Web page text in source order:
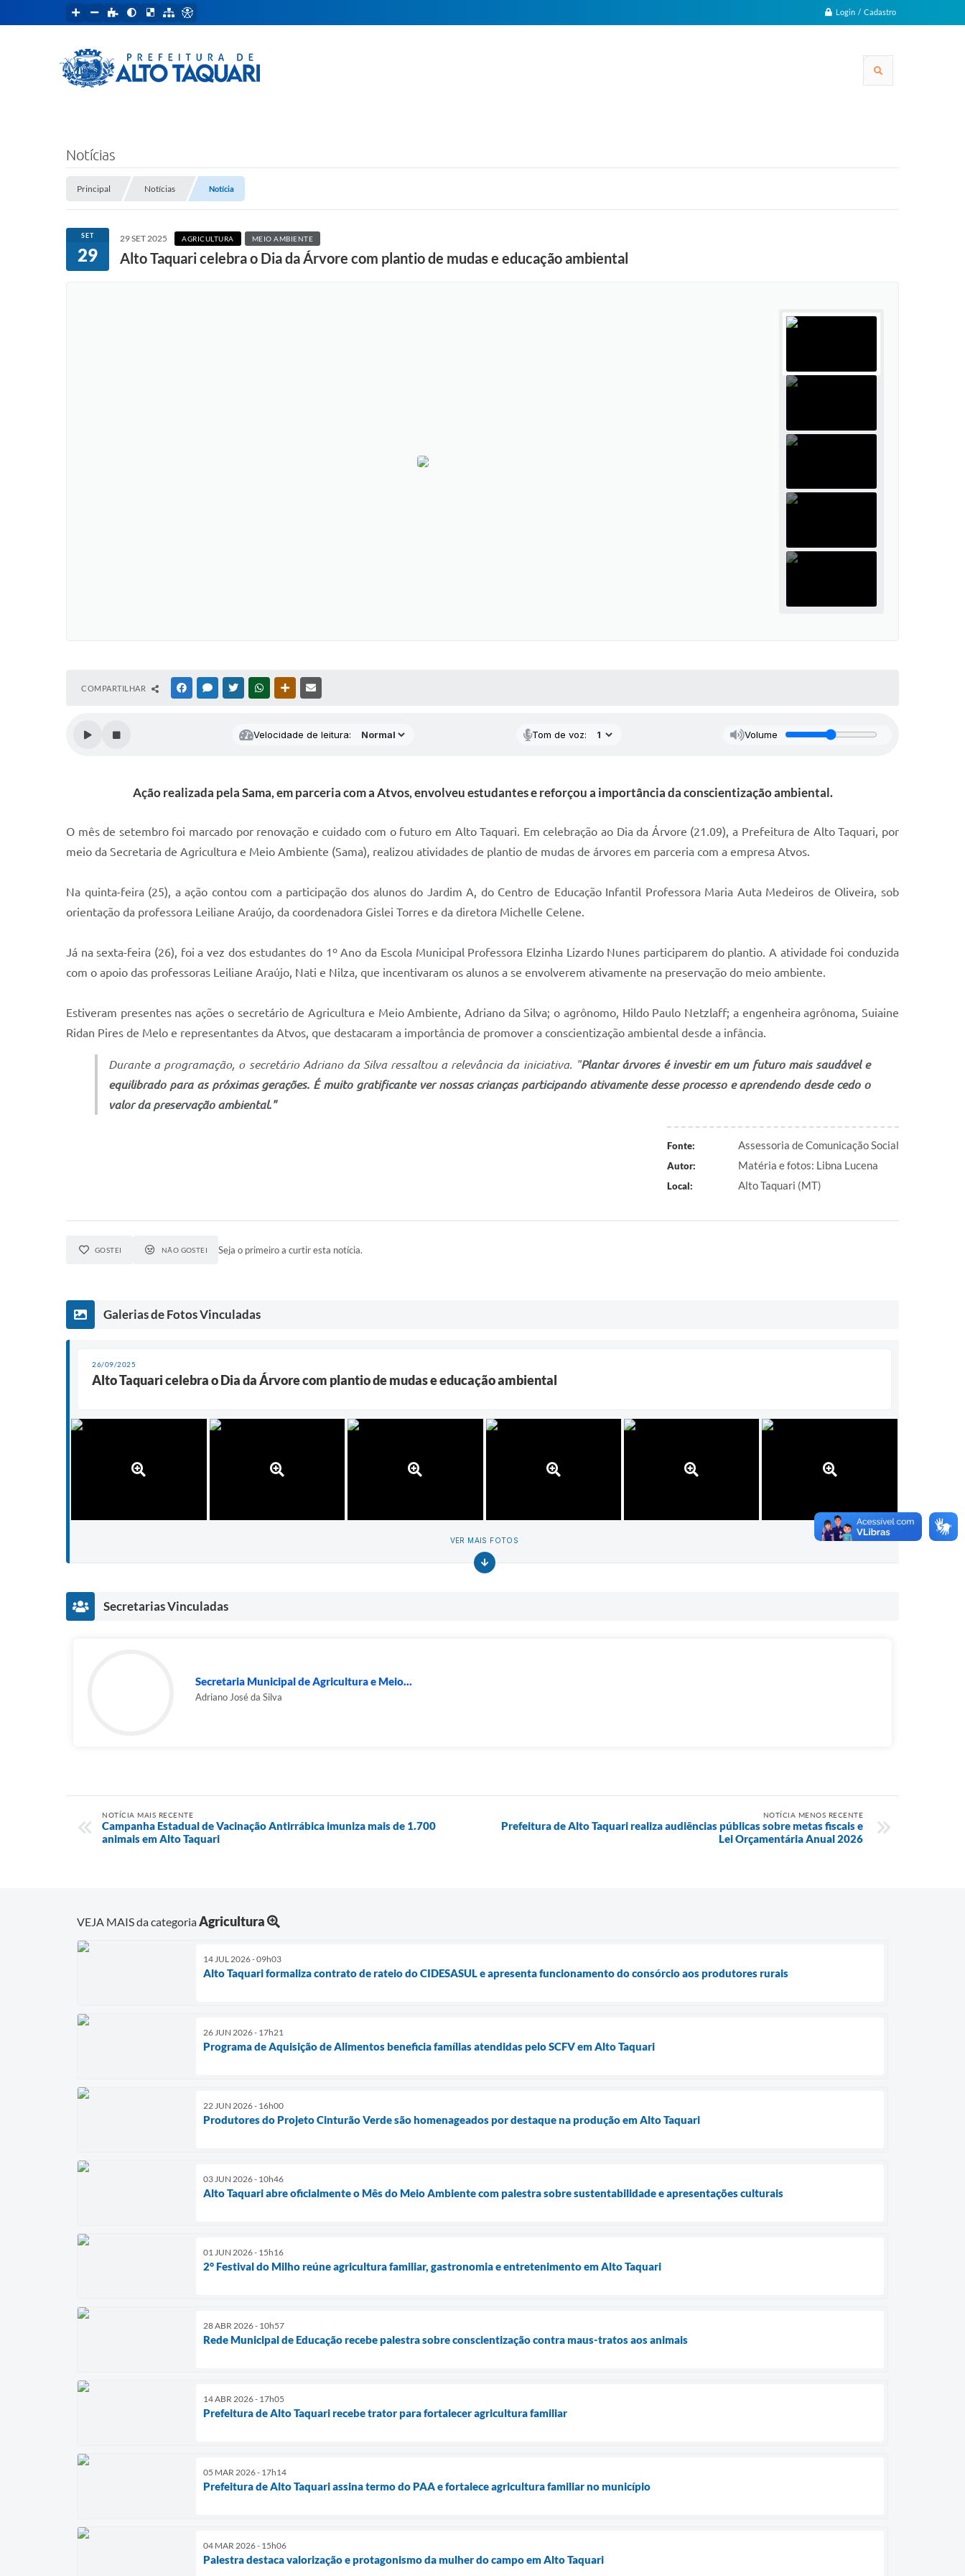
Login / Cadastro
Notícias
Principal Notícias Notícia
SET
29
29 SET 2025 AGRICULTURA MEIO AMBIENTE
Alto Taquari celebra o Dia da Árvore com plantio de mudas e educação ambiental
COMPARTILHAR FACEBOOKMESSENGER
TWITTERWHATSAPPOUTRAS MÍDIAS
Velocidade de leitura: Tom de voz: Volume
Ação realizada pela Sama, em parceria com a Atvos, envolveu estudantes e reforçou a importância da conscientização ambiental.
O mês de setembro foi marcado por renovação e cuidado com o futuro em Alto Taquari. Em celebração ao Dia da Árvore (21.09), a Prefeitura de Alto Taquari, por
meio da Secretaria de Agricultura e Meio Ambiente (Sama), realizou atividades de plantio de mudas de árvores em parceria com a empresa Atvos.
Na quinta-feira (25), a ação contou com a participação dos alunos do Jardim A, do Centro de Educação Infantil Professora Maria Auta Medeiros de Oliveira, sob
orientação da professora Leiliane Araújo, da coordenadora Gislei Torres e da diretora Michelle Celene.
Já na sexta-feira (26), foi a vez dos estudantes do 1º Ano da Escola Municipal Professora Elzinha Lizardo Nunes participarem do plantio. A atividade foi conduzida
com o apoio das professoras Leiliane Araújo, Nati e Nilza, que incentivaram os alunos a se envolverem ativamente na preservação do meio ambiente.
Estiveram presentes nas ações o secretário de Agricultura e Meio Ambiente, Adriano da Silva; o agrônomo, Hildo Paulo Netzlaff; a engenheira agrônoma, Suiaine
Ridan Pires de Melo e representantes da Atvos, que destacaram a importância de promover a conscientização ambiental desde a infância.
Durante a programação, o secretário Adriano da Silva ressaltou a relevância da iniciativa. "Plantar árvores é investir em um futuro mais saudável e
equilibrado para as próximas gerações. É muito gratificante ver nossas crianças participando ativamente desse processo e aprendendo desde cedo o
valor da preservação ambiental."
Fonte: Assessoria de Comunicação Social
Autor: Matéria e fotos: Libna Lucena
Local: Alto Taquari (MT)
GOSTEI NÃO GOSTEI Seja o primeiro a curtir esta notícia.
Galerias de Fotos Vinculadas
26/09/2025
Alto Taquari celebra o Dia da Árvore com plantio de mudas e educação ambiental
VER MAIS FOTOS
Secretarias Vinculadas
Secretaria Municipal de Agricultura e Meio...
Adriano José da Silva
NOTÍCIA MAIS RECENTE
Campanha Estadual de Vacinação Antirrábica imuniza mais de 1.700
animais em Alto Taquari
NOTÍCIA MENOS RECENTE
Prefeitura de Alto Taquari realiza audiências públicas sobre metas fiscais e
Lei Orçamentária Anual 2026
VEJA MAIS da categoriaAgricultura
14 JUL 2026 - 09h03
Alto Taquari formaliza contrato de rateio do CIDESASUL e apresenta funcionamento do consórcio aos produtores rurais
26 JUN 2026 - 17h21
Programa de Aquisição de Alimentos beneficia famílias atendidas pelo SCFV em Alto Taquari
22 JUN 2026 - 16h00
Produtores do Projeto Cinturão Verde são homenageados por destaque na produção em Alto Taquari
03 JUN 2026 - 10h46
Alto Taquari abre oficialmente o Mês do Meio Ambiente com palestra sobre sustentabilidade e apresentações culturais
01 JUN 2026 - 15h16
2° Festival do Milho reúne agricultura familiar, gastronomia e entretenimento em Alto Taquari
28 ABR 2026 - 10h57
Rede Municipal de Educação recebe palestra sobre conscientização contra maus-tratos aos animais
14 ABR 2026 - 17h05
Prefeitura de Alto Taquari recebe trator para fortalecer agricultura familiar
05 MAR 2026 - 17h14
Prefeitura de Alto Taquari assina termo do PAA e fortalece agricultura familiar no município
04 MAR 2026 - 15h06
Palestra destaca valorização e protagonismo da mulher do campo em Alto Taquari